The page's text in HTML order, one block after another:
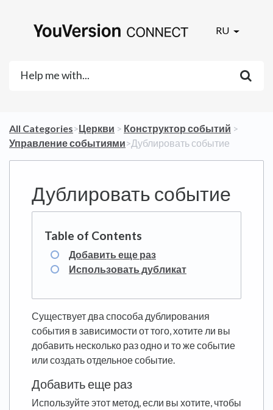
RU
All Categories​>​​Церкви ​ > ​ ​Конструктор событий ​ > ​
Управление событиями​>​ Дублировать событие
Дублировать событие
Добавить еще раз
Использовать дубликат
Существует два способа дублирования
события в зависимости от того, хотите ли вы
добавить несколько раз одно и то же событие
или создать отдельное событие.
Добавить еще раз
Используйте этот метод, если вы хотите, чтобы